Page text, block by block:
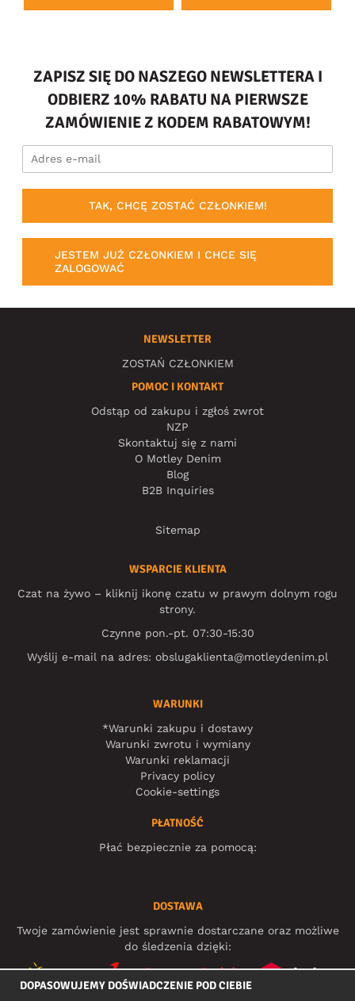
ZAPISZ SIĘ DO NASZEGO NEWSLETTERA I
ODBIERZ 10% RABATU NA PIERWSZE
ZAMÓWIENIE Z KODEM RABATOWYM!
TAK, CHCĘ ZOSTAĆ CZŁONKIEM!
JESTEM JUŻ CZŁONKIEM I CHCE SIĘ
ZALOGOWAĆ
NEWSLETTER
ZOSTAŃ CZŁONKIEM
POMOC I KONTAKT
Odstąp od zakupu i zgłoś zwrot
NZP
Skontaktuj się z nami
O Motley Denim
Blog
B2B Inquiries
Sitemap
WSPARCIE KLIENTA
Czat na żywo – kliknij ikonę czatu w prawym dolnym rogu
strony.
Czynne pon.-pt. 07:30-15:30
Wyślij e-mail na adres: obslugaklienta@motleydenim.pl
WARUNKI
*Warunki zakupu i dostawy
Warunki zwrotu i wymiany
Warunki reklamacji
Privacy policy
Cookie-settings
PŁATNOŚĆ
Płać bezpiecznie za pomocą:
DOSTAWA
Twoje zamówienie jest sprawnie dostarczane oraz możliwe
do śledzenia dzięki:
DOPASOWUJEMY DOŚWIADCZENIE POD CIEBIE